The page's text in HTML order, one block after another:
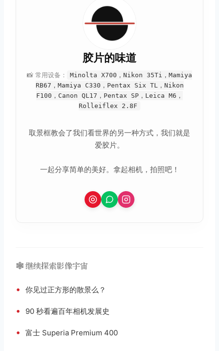
胶片的味道
📸 常用设备：
Minolta X700，Nikon 35Ti，Mamiya
RB67，Mamiya C330，Pentax Six TL，Nikon
F100，Canon QL17，Pentax SP，Leica M6，
Rolleiflex 2.8F
取景框教会了我们看世界的另一种方式，我们就是
爱胶片。
一起分享简单的美好。拿起相机，拍照吧！
🕸️ 继续探索影像宇宙
• 你见过正方形的散景么？
• 90 秒看遍百年相机发展史
• 富士 Superia Premium 400